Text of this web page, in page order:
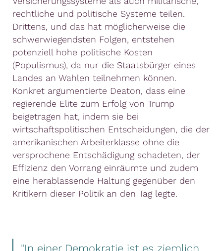
rechtliche und politische Systeme teilen.
Drittens, und das hat möglicherweise die
schwerwiegendsten Folgen, entstehen
potenziell hohe politische Kosten
(Populismus), da nur die Staatsbürger eines
Landes an Wahlen teilnehmen können.
Konkret argumentierte Deaton, dass eine
regierende Elite zum Erfolg von Trump
beigetragen hat, indem sie bei
wirtschaftspolitischen Entscheidungen, die der
amerikanischen Arbeiterklasse ohne die
versprochene Entschädigung schadeten, der
Effizienz den Vorrang einräumte und zudem
eine herablassende Haltung gegenüber den
Kritikern dieser Politik an den Tag legte.
"In einer Demokratie ist es ziemlich